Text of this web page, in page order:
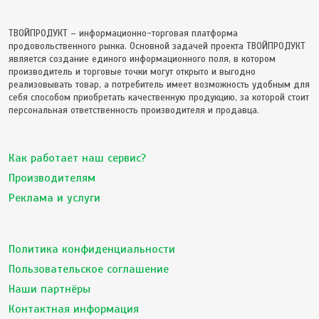
ТВОЙПРОДУКТ – информационно-торговая платформа
продовольственного рынка. Основной задачей проекта ТВОЙПРОДУКТ
является создание единого информационного поля, в котором
производитель и торговые точки могут открыто и выгодно
реализовывать товар, а потребитель имеет возможность удобным для
себя способом приобретать качественную продукцию, за которой стоит
персональная ответственность производителя и продавца.
Как работает наш сервис?
Производителям
Реклама и услуги
Политика конфиденциальности
Пользовательское соглашение
Наши партнёры
Контактная информация